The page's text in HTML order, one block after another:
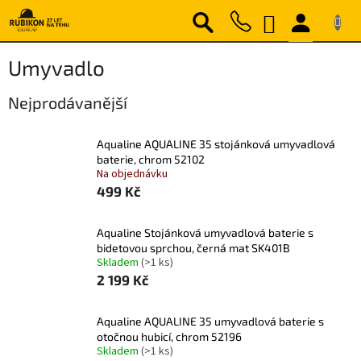
Přejít
na
obsah
NÁKUPNÍ
KOŠÍK
Umyvadlo
Nejprodávanější
Aqualine AQUALINE 35 stojánková umyvadlová
baterie, chrom 52102
Na objednávku
499 Kč
Aqualine Stojánková umyvadlová baterie s
bidetovou sprchou, černá mat SK401B
Skladem (>1 ks)
2 199 Kč
Aqualine AQUALINE 35 umyvadlová baterie s
otočnou hubicí, chrom 52196
Skladem (>1 ks)